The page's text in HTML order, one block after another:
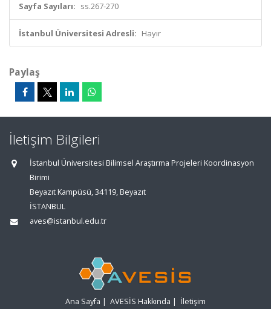
Sayfa Sayıları: ss.267-270
İstanbul Üniversitesi Adresli: Hayır
Paylaş
İletişim Bilgileri
İstanbul Üniversitesi Bilimsel Araştırma Projeleri Koordinasyon
Birimi
Beyazıt Kampüsü, 34119, Beyazıt
İSTANBUL
aves@istanbul.edu.tr
Ana Sayfa | AVESİS Hakkında | İletişim